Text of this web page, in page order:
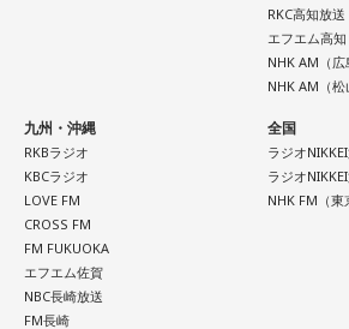
放送日時：毎週土曜 13:00～13:53
パーソナリティ：遠山大輔（グランジ）
https://
パートナーの奥迫協子、パーソナリティ
●江原啓之 今夜の格言
「フィジカルはスピリチュアルの基本で
＜番組概要＞
番組名：Dr.Recella presents 江原啓之
放送日時：TOKYO FM／FM 大阪 毎週
フエム山陰 毎週土曜 12:30～12:55
出演者：江原啓之、奥迫協子
RKC高知放送
エフエム高知
NHK AM（広
NHK AM（松
九州・沖縄
RKBラジオ
KBCラジオ
LOVE FM
CROSS FM
FM FUKUOKA
エフエム佐賀
NBC長崎放送
FM長崎
全国
ラジオ
ラジオ
NHK FM（東